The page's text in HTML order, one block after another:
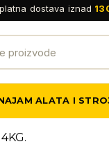
dostava iznad
ALATA I